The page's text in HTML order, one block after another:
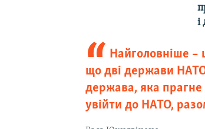
і
Найголовніше –
що дві держави
держава, яка прагне
увійти до НАТО,